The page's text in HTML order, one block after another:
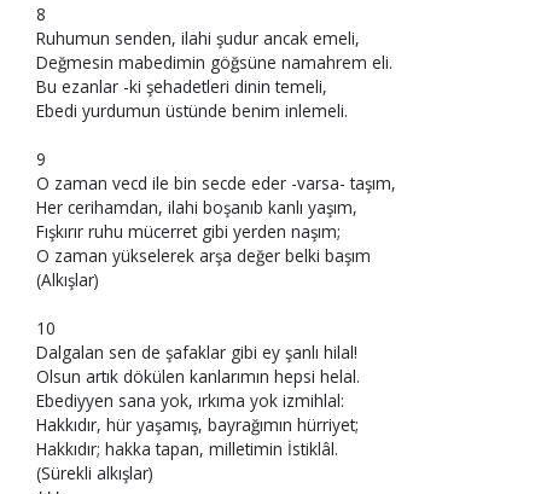
8
Ruhumun senden, ilahi şudur ancak emeli,
Değmesin mabedimin göğsüne namahrem eli.
Bu ezanlar -ki şehadetleri dinin temeli,
Ebedi yurdumun üstünde benim inlemeli.
9
O zaman vecd ile bin secde eder -varsa- taşım,
Her cerihamdan, ilahi boşanıb kanlı yaşım,
Fışkırır ruhu mücerret gibi yerden naşım;
O zaman yükselerek arşa değer belki başım
(Alkışlar)
10
Dalgalan sen de şafaklar gibi ey şanlı hilal!
Olsun artık dökülen kanlarımın hepsi helal.
Ebediyyen sana yok, ırkıma yok izmihlal:
Hakkıdır, hür yaşamış, bayrağımın hürriyet;
Hakkıdır; hakka tapan, milletimin İstiklâl.
(Sürekli alkışlar)